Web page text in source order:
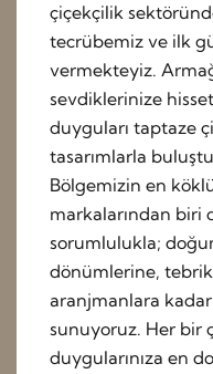
çiçekçilik
tecrübemiz ve ilk
vermekteyiz.
sevdiklerinize
duyguları taptaze
tasarımlarla
Bölgemizin en
markalarından biri
sorumlulukla;
dönümlerine,
aranjmanlara
sunuyoruz. Her bir
duygularınıza en